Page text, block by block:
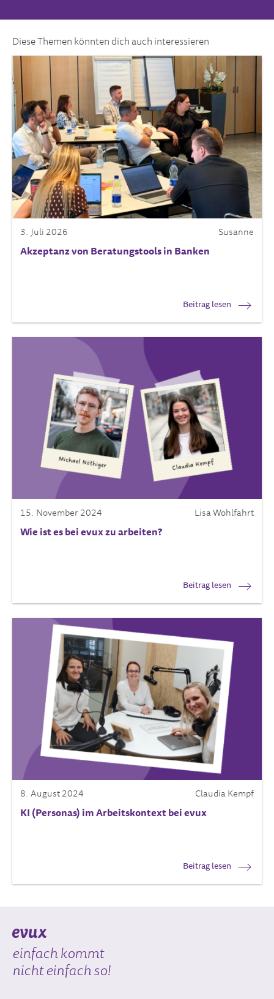
Diese Themen könnten dich auch interessieren
3. Juli 2026 Susanne
Akzeptanz von Beratungstools in Banken
Beitrag lesen
15. November 2024 Lisa Wohlfahrt
Wie ist es bei evux zu arbeiten?
Beitrag lesen
8. August 2024 Claudia Kempf
KI (Personas) im Arbeitskontext bei evux
Beitrag lesen
einfach kommt
nicht einfach so!